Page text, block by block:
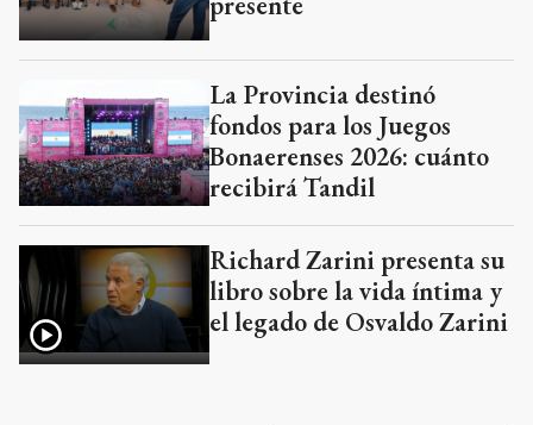
La Provincia destinó
fondos para los Juegos
Bonaerenses 2026: cuánto
recibirá Tandil
Richard Zarini presenta su
libro sobre la vida íntima y
el legado de Osvaldo Zarini